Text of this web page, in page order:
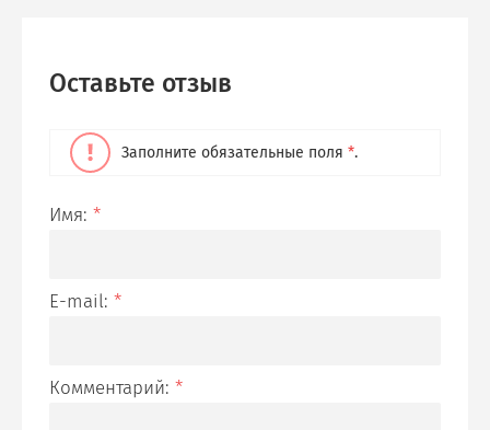
Оставьте отзыв
Заполните обязательные поля *.
Имя: *
E-mail: *
Комментарий: *